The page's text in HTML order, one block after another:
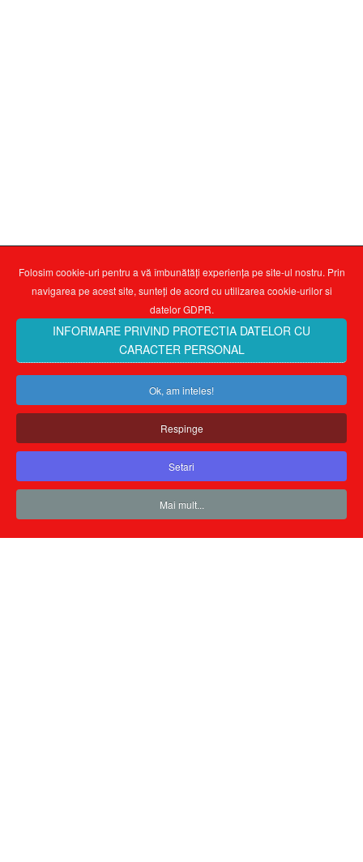
Folosim cookie-uri pentru a vă îmbunătăți experiența pe site-ul nostru. Prin
navigarea pe acest site, sunteți de acord cu utilizarea cookie-urilor si
datelor GDPR.
INFORMARE PRIVIND PROTECTIA DATELOR CU
CARACTER PERSONAL
Ok, am inteles!
Respinge
Setari
Mai mult...